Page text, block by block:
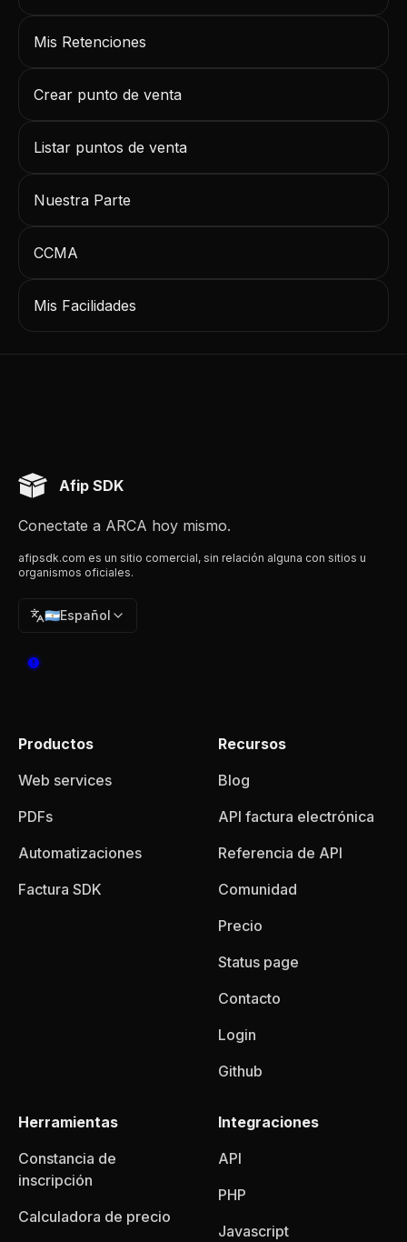
Mis Retenciones
Crear punto de venta
Listar puntos de venta
Nuestra Parte
CCMA
Mis Facilidades
Afip SDK
Conectate a ARCA hoy mismo.
afipsdk.com es un sitio comercial, sin relación alguna con sitios u
organismos oficiales.
🇦🇷Español
Productos
Web services
PDFs
Automatizaciones
Factura SDK
Recursos
Blog
API factura electrónica
Referencia de API
Comunidad
Precio
Status page
Contacto
Login
Github
Herramientas
Constancia de
inscripción
Calculadora de precio
Integraciones
API
PHP
Javascript